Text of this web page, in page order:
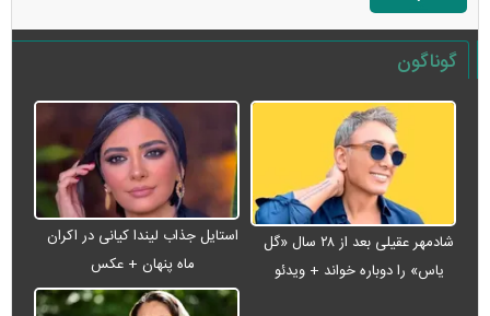
گوناگون
شادمهر عقیلی بعد از ۲۸ سال «گل
یاس» را دوباره خواند + ویدئو
استایل جذاب لیندا کیانی در اکران
ماه پنهان + عکس